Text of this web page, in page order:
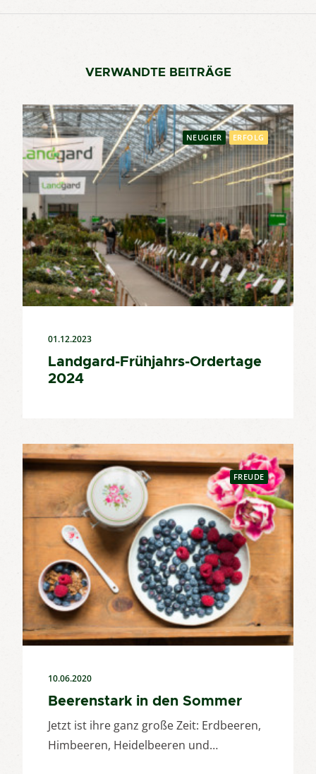
VERWANDTE BEITRÄGE
NEUGIER ERFOLG
01.12.2023
Landgard-Frühjahrs-Ordertage
2024
FREUDE
10.06.2020
Beerenstark in den Sommer
Jetzt ist ihre ganz große Zeit: Erdbeeren,
Himbeeren, Heidelbeeren und…